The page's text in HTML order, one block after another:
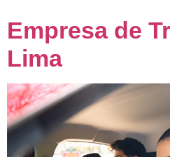
Empresa de
Lima